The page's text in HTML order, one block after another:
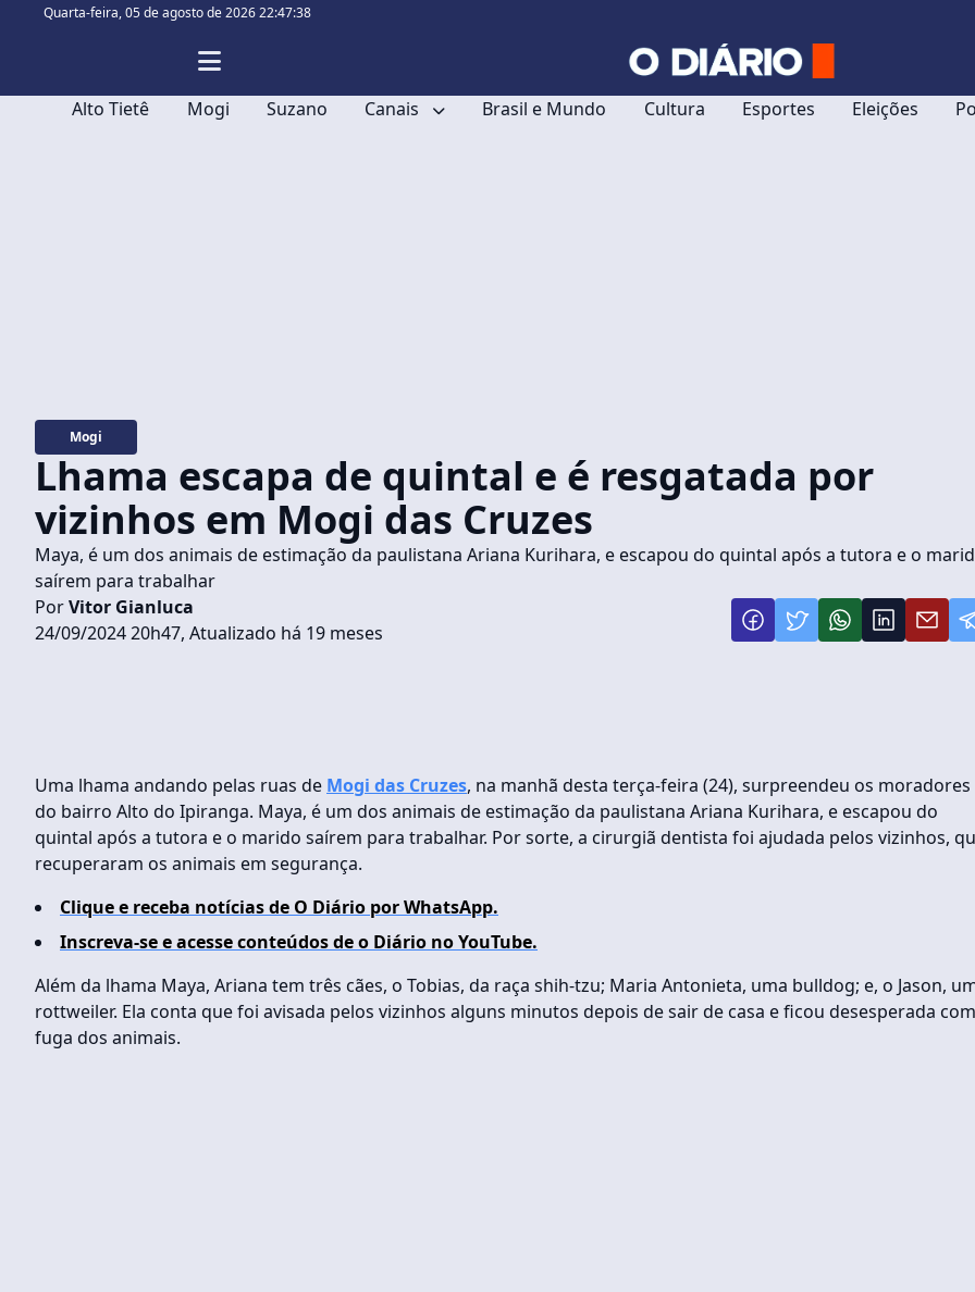
Quarta-feira,05 de agosto de 2026 22:47:40
Alto Tietê Mogi Suzano Canais Brasil e Mundo Cultura Esportes Eleições
Mogi
Lhama escapa de quintal e é resgatada por
vizinhos em Mogi das Cruzes
Maya, é um dos animais de estimação da paulistana Ariana Kurihara, e escapou do quintal após a tutora e o
saírem para trabalhar
PorVitor Gianluca
24/09/2024 20h47, Atualizado há 19 meses
Uma lhama andando pelas ruas de Mogi das Cruzes, na manhã desta terça-feira (24), surpreendeu os moradores
do bairro Alto do Ipiranga. Maya, é um dos animais de estimação da paulistana Ariana Kurihara, e escapou do
quintal após a tutora e o marido saírem para trabalhar. Por sorte, a cirurgiã dentista foi ajudada pelos vizinhos,
recuperaram os animais em segurança.
Clique e receba notícias de O Diário por WhatsApp.
Inscreva-se e acesse conteúdos de o Diário no YouTube.
Além da lhama Maya, Ariana tem três cães, o Tobias, da raça shih-tzu; Maria Antonieta, uma bulldog; e, o Jason,
rottweiler. Ela conta que foi avisada pelos vizinhos alguns minutos depois de sair de casa e ficou desesperada
fuga dos animais.